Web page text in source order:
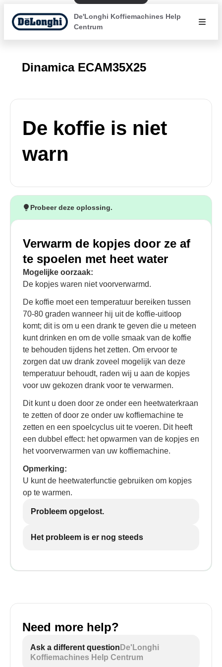
De'Longhi Koffiemachines Help
Centrum
Dinamica ECAM35X25
De koffie is niet
warn
Probeer deze oplossing.
Verwarm de kopjes door ze af
te spoelen met heet water
Mogelijke oorzaak:
De kopjes waren niet voorverwarmd.
De koffie moet een temperatuur bereiken tussen
70-80 graden wanneer hij uit de koffie-uitloop
komt; dit is om u een drank te geven die u meteen
kunt drinken en om de volle smaak van de koffie
te behouden tijdens het zetten. Om ervoor te
zorgen dat uw drank zoveel mogelijk van deze
temperatuur behoudt, raden wij u aan de kopjes
voor uw gekozen drank voor te verwarmen.
Dit kunt u doen door ze onder een heetwaterkraan
te zetten of door ze onder uw koffiemachine te
zetten en een spoelcyclus uit te voeren. Dit heeft
een dubbel effect: het opwarmen van de kopjes en
het voorverwarmen van uw koffiemachine.
Opmerking:
U kunt de heetwaterfunctie gebruiken om kopjes
op te warmen.
Probleem opgelost.
Het probleem is er nog steeds
Need more help?
Ask a different question De'Longhi
Koffiemachines Help Centrum